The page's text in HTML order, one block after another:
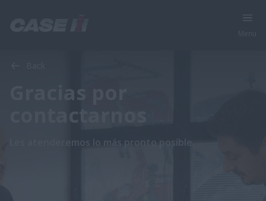
Gracias por
contactarnos
Les atenderemos lo más pronto posible.